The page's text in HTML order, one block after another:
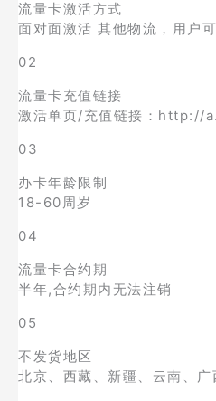
流量卡激活方式
面对面激活 其他物流，用
02
流量卡充值链接
激活单页/充值链接：http://
03
办卡年龄限制
18-60周岁
04
流量卡合约期
半年,合约期内无法注销
05
不发货地区
北京、西藏、新疆、云南、